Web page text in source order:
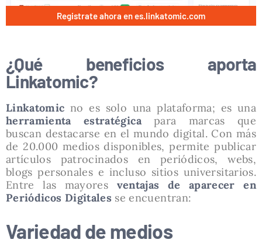
Registrate ahora en es.linkatomic.com
¿Qué beneficios aporta
Linkatomic?
Linkatomicno es solo una plataforma; es una
herramienta estratégicapara marcas que
buscan destacarse en el mundo digital. Con más
de 20.000 medios disponibles, permite publicar
artículos patrocinados en periódicos, webs,
blogs personales e incluso sitios universitarios.
Entre las mayores ventajas deaparecer en
Periódicos Digitales se encuentran:
Variedad de medios